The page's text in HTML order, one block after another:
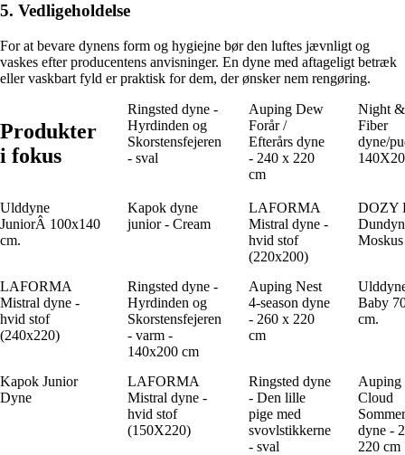
5. Vedligeholdelse
For at bevare dynens form og hygiejne bør den luftes jævnligt og
vaskes efter producentens anvisninger. En dyne med aftageligt betræk
eller vaskbart fyld er praktisk for dem, der ønsker nem rengøring.
Produkter
i fokus
Ringsted dyne -
Hyrdinden og
Skorstensfejeren
- sval
Auping Dew
Forår /
Efterårs dyne
- 240 x 220
cm
Night
Fiber
dyne/
Ulddyne
JuniorÂ 100x140
cm.
Kapok dyne
junior - Cream
LAFORMA
Mistral dyne -
hvid stof
(220x200)
DOZY
Moskus
LAFORMA
Mistral dyne -
hvid stof
(240x220)
Ringsted dyne -
Hyrdinden og
Skorstensfejeren
- varm -
140x200 cm
Auping Nest
4-season dyne
- 260 x 220
cm
Baby
cm.
Kapok Junior
Dyne
LAFORMA
Mistral dyne -
hvid stof
(150X220)
Ringsted dyne
- Den lille
pige med
svovlstikkerne
- sval
Auping
Cloud
Sommer
dyne -
220 cm